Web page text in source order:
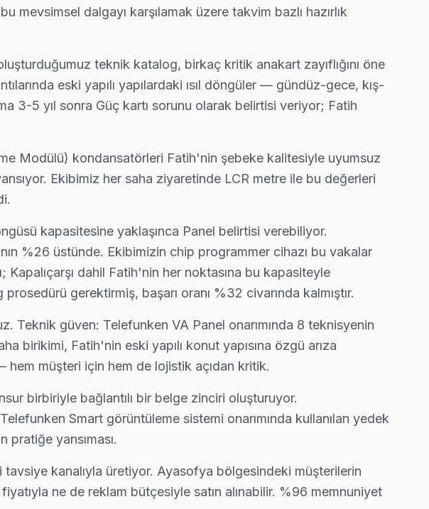
ücret almıyoruz — bu taahhüdümüz.
yedek parça ile geliyor, çoğu arıza yerinde çözülüyor.
1-2 saat içinde ulaşıyor, arıza tespiti ücretsiz.
sorunu. Teknik ekibimiz Koca Mustafapaşa'e gelerek fabrika reset ve yeniden yükleme
devre var mı, bunu netleştiriyor — gereksiz harcama olmuyor.
ile port tamiri yapıyoruz; kablo değil, konektör sorununu çözüyoruz.
ve garanti kapsamını müşteri önünde anlatıyoruz. Fatih standartlarımız bu.
mevsimsel dalgayı karşılamak üzere takvim bazlı hazırlık
teknik katalog, birkaç kritik anakart zayıflığını öne
eski yapılı yapılardaki ısıl döngüler — gündüz-gece, kış-
3-5 yıl sonra Güç kartı sorunu olarak belirtisi veriyor; Fatih
Modülü) kondansatörleri Fatih'nin şebeke kalitesiyle uyumsuz
Ekibimiz her saha ziyaretinde LCR metre ile bu değerleri
kapasitesine yaklaşınca Panel belirtisi verebiliyor.
%26 üstünde. Ekibimizin chip programmer cihazı bu vakalar
dahil Fatih'nin her noktasına bu kapasiteyle
gerektirmiş, başarı oranı %32 civarında kalmıştır.
Teknik güven: Telefunken VA Panel onarımında 8 teknisyenin
birikimi, Fatih'nin eski yapılı konut yapısına özgü arıza
hem müşteri için hem de lojistik açıdan kritik.
birbiriyle bağlantılı bir belge zinciri oluşturuyor.
Smart görüntüleme sistemi onarımında kullanılan yedek
yansıması.
kanalıyla üretiyor. Ayasofya bölgesindeki müşterilerin
ne de reklam bütçesiyle satın alınabilir. %96 memnuniyet